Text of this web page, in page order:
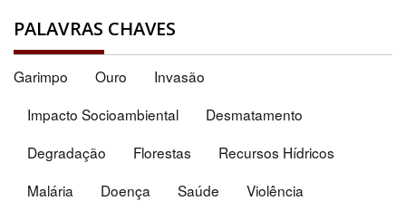
PALAVRAS CHAVES
Garimpo Ouro
Invasão
Impacto Socioambiental
Desmatamento
Degradação
Florestas
Recursos Hídricos
Malária
Doença Saúde
Violência